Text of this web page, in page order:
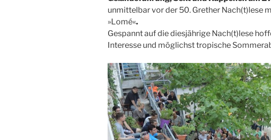
unmittelbar vor der 50. Grether Nach(t)lese
»Lomé«.
Gespannt auf die diesjährige Nach(t)lese
Interesse und möglichst tropische